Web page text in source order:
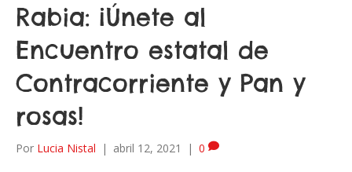
Rabia: ¡Únete al
Encuentro estatal de
Contracorriente y Pan y
rosas!
Por Lucia Nistal | abril 12, 2021 | 0